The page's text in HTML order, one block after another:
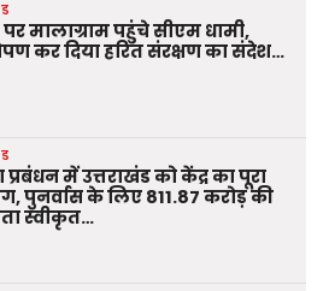
मालाग्राम पहुंचे सीएम धामी,
कर दिया हरित संरक्षण का संदेश…
में उत्तराखंड को केंद्र का पूरा
पुनर्वास के लिए 811.87 करोड़ की
स्वीकृत…